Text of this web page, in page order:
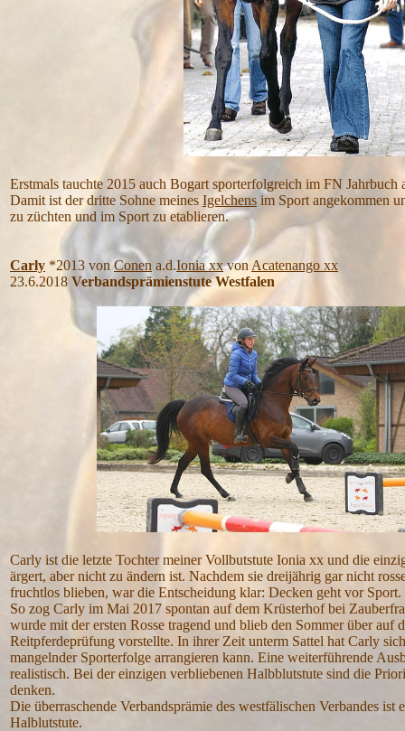
Erstmals tauchte 2015 auch Bogart sporterfolgreich im FN
Damit ist der dritte Sohne meines Igelchens im Sport angekommen
zu züchten und im Sport zu etablieren.
Carly *2013 von Conen a.d.Ionia xxvon Acatenango xx
23.6.2018 Verbandsprämienstute Westfalen
Carly ist die letzte Tochter meiner Vollbutstute Ionia xx und die
ärgert, aber nicht zu ändern ist. Nachdem sie dreijährig gar nicht
fruchtlos blieben, war die Entscheidung klar: Decken geht vor Sport.
So zog Carly im Mai 2017 spontan auf dem Krüsterhof bei
wurde mit der ersten Rosse tragend und blieb den Sommer über
Reitpferdeprüfung vorstellte. In ihrer Zeit unterm Sattel hat Carly
mangelnder Sporterfolge arrangieren kann. Eine weiterführende
realistisch. Bei der einzigen verbliebenen Halbblutstute sind die
denken.
Die überraschende Verbandsprämie des westfälischen Verbandes
Halblutstute.